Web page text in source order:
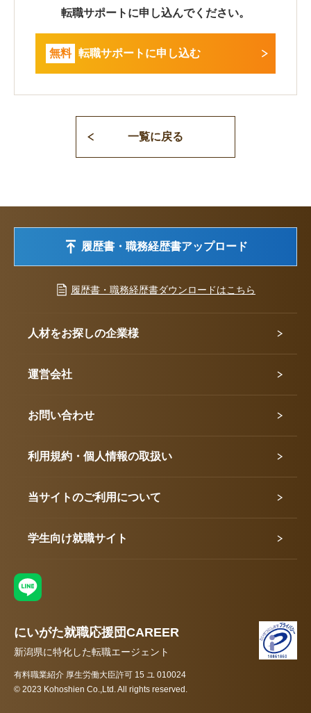
転職サポートに申し込んでください。
無料 転職サポートに申し込む
一覧に戻る
履歴書・職務経歴書アップロード
履歴書・職務経歴書ダウンロードはこちら
人材をお探しの企業様
運営会社
お問い合わせ
利用規約・個人情報の取扱い
当サイトのご利用について
学生向け就職サイト
にいがた就職応援団CAREER
新潟県に特化した転職エージェント
有料職業紹介 厚生労働大臣許可 15 ユ 010024
© 2023 Kohoshien Co.,Ltd. All rights reserved.